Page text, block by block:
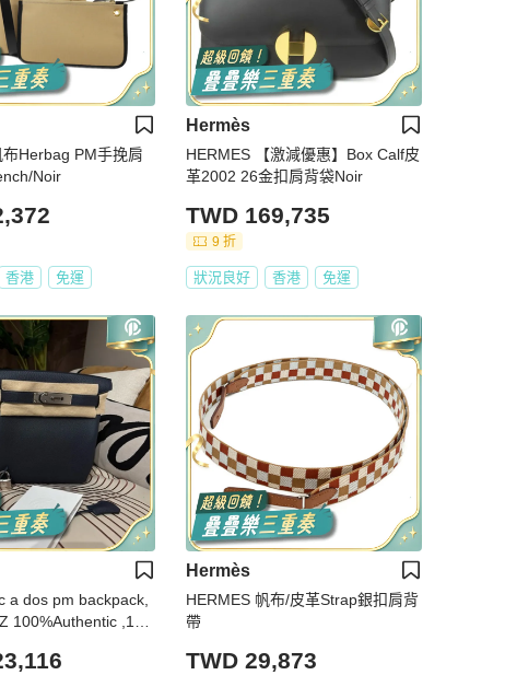
布Herbag PM手挽肩
Noir
香港 免運
Hermès
HERMES 【激減優惠】Box Calf皮
革2002 26金扣肩背袋Noir
TWD 169,735
9 折
狀況良好 香港 免運
a dos pm backpack,
100%Authentic ,10
Hermès
HERMES 帆布/皮革Strap銀扣肩背
帶
TWD 29,873